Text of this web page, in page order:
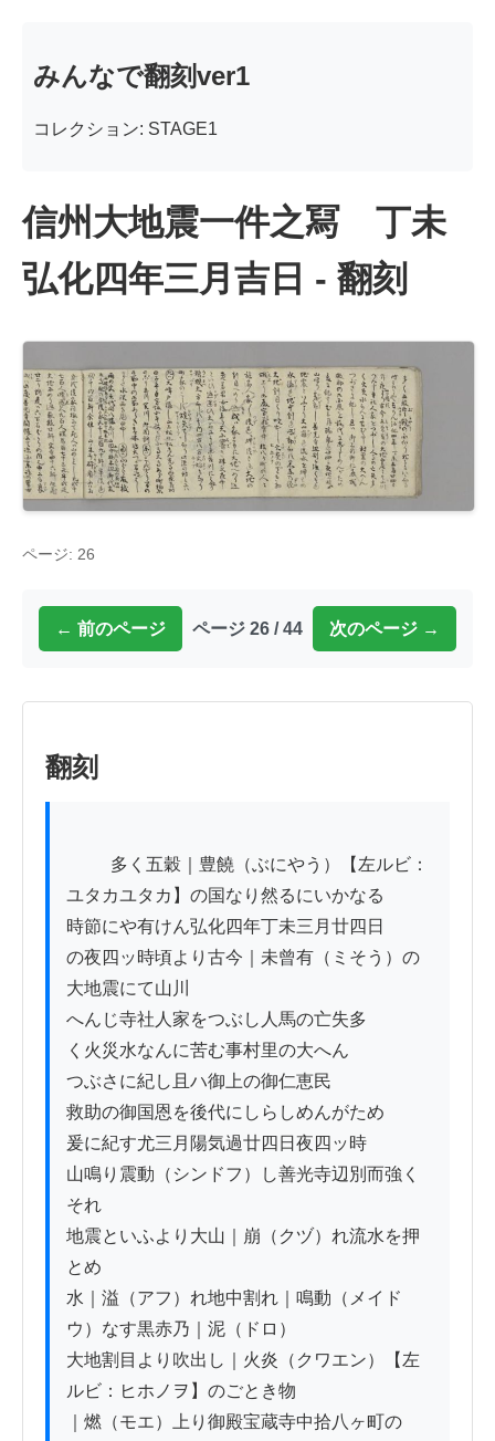
みんなで翻刻ver1
コレクション: STAGE1
信州大地震一件之冩 丁未
弘化四年三月吉日 - 翻刻
ページ: 26
← 前のページ ページ 26 / 44 次のページ →
翻刻
ユタカユタカ】の国なり然るにいかなる
時節にや有けん弘化四年丁未三月廿四日
の夜四ッ時頃より古今｜未曾有（ミそう）の
大地震にて山川
へんじ寺社人家をつぶし人馬の亡失多
く火災水なんに苦む事村里の大へん
つぶさに紀し且ハ御上の御仁恵民
救助の御国恩を後代にしらしめんがため
爰に紀す尤三月陽気過廿四日夜四ッ時ゟ
山鳴り震動（シンドフ）し善光寺辺別而強く
それ
地震といふより大山｜崩（クヅ）れ流水を押
とめ
水｜溢（アフ）れ地中割れ｜鳴動（メイド
ウ）なす黒赤乃｜泥（ドロ）
大地割目より吹出し｜火炎（クワエン）【左
ルビ：ヒホノヲ】のごとき物
｜燃（モエ）上り御殿宝蔵寺中拾八ヶ町の